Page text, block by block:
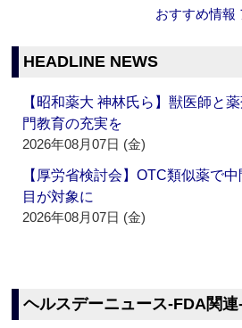
おすすめ情報
HEADLINE NEWS
【昭和薬大 神林氏ら】獣医師と
門教育の充実を
2026年08月07日 (金)
【厚労省検討会】OTC類似薬で
目が対象に
2026年08月07日 (金)
ヘルスデーニュース‐FDA関連